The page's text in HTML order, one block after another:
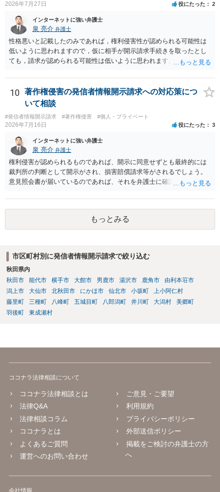
2026年7月27日 役にたった 2
インターネットに強い弁護士
泉 亮介 弁護士
性格悪いと記載したのみであれば，権利侵害性が認められる可能性は
低いように思われますので，仮に相手が開示請求手続きを取ったとし
ても，請求が認められる可能性は低いように思われます。
10
著作権侵害の発信者情報開示請求への対応策につ
いて相談
#発信者情報開示請求 #著作権侵害 #個人・プライベート
2026年7月16日 役にたった 3
インターネットに強い弁護士
泉 亮介 弁護士
権利侵害が認められるものであれば、開示に同意せずとも最終的には
裁判所の判断として開示がされ、損害賠償請求等がされるでしょう。
意見照会書が届いているのであれば、それを弁護士に確認してもらっ
いかと思われます。
もっとみる
市区町村別に発信者情報開示請求で絞り込む
秋田県内
秋田市
能代市 横手市 大館市 男鹿市 湯沢市 鹿角市
由利本荘市
潟上市
大仙市 北秋田市 にかほ市 仙北市 小坂町
上小阿仁村
藤里町
三種町 八峰町 五城目町 八郎潟町 井川町 大潟村
美郷町
羽後町
東成瀬村
ココナラ法律相談について
ココナラ法律相談とは
法律Q&A
法律相談コラム
ココナラとは
よくあるご質問
運営へのお問い合わせ
ご意見・ご要望
利用規約
プライバシーポリシー
外部送信ポリシー
掲載をご検討の弁護士の方
へ
会社情報